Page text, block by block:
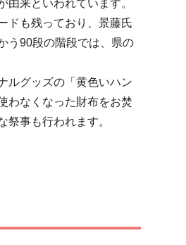
来といわれています。
ドも残っており、景藤氏
う90段の階段では、県の
ルグッズの「黄色いハン
わなくなった財布をお焚
事も行われます。